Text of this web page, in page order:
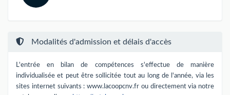
Modalités d'admission et délais d'accès
L'entrée en bilan de compétences s'effectue de manière
individualisée et peut être sollicitée tout au long de l'année, via les
sites internet suivants : www.lacoopcnv.fr ou directement via notre